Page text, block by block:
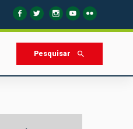
Pesquisar